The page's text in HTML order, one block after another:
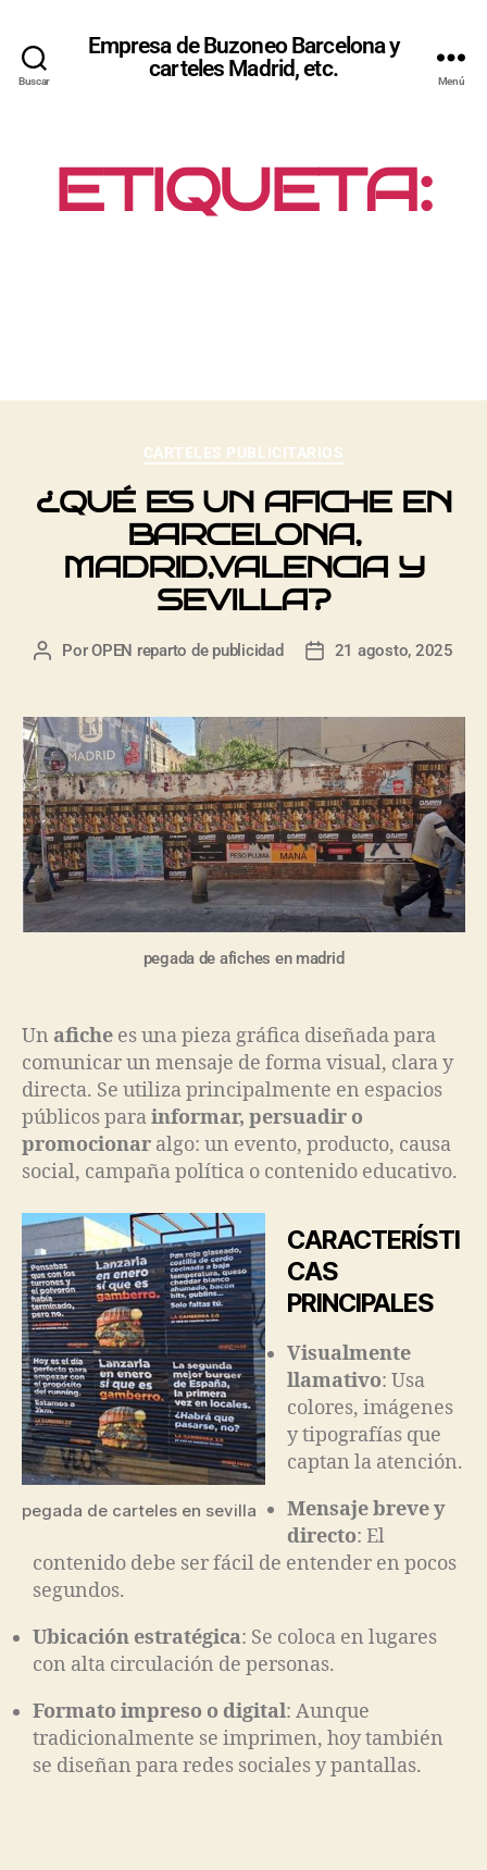
Buscar
Empresa de Buzoneo Barcelona y
carteles Madrid, etc.
Menú
ETIQUETA:
CARTELES PUBLICITARIOS
¿QUÉ ES UN AFICHE EN
BARCELONA,
MADRID,VALENCIA Y
SEVILLA?
PorOPEN reparto de publicidad 21 agosto, 2025
pegada de afiches en madrid
Un afiche es una pieza gráfica diseñada para
comunicar un mensaje de forma visual, clara y
directa. Se utiliza principalmente en espacios
públicos parainformar, persuadir o
promocionar algo: un evento, producto, causa
social, campaña política o contenido educativo.
pegada de carteles en sevilla
CARACTERÍSTI
CAS
PRINCIPALES
Visualmente
llamativo: Usa
colores, imágenes
y tipografías que
captan la atención.
Mensaje breve y
directo: El
contenido debe ser fácil de entender en pocos
segundos.
Ubicación estratégica: Se coloca en lugares
con alta circulación de personas.
Formato impreso o digital: Aunque
tradicionalmente se imprimen, hoy también
se diseñan para redes sociales y pantallas.